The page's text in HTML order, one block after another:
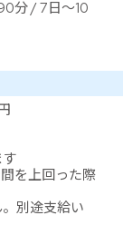
分 / 7日～10
を上回った際
別途支給い